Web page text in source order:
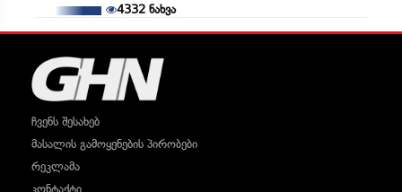
4332ნახვა
ჩვენს შესახებ
მასალის გამოყენების პირობები
რეკლამა
კონტაქტი